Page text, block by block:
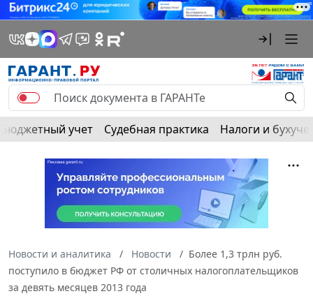
Бюджетный учет Судебная практика Налоги и
Новости и аналитика Новости
Более 1,3 трлн руб.
поступило в бюджет РФ от столичных налогоплательщиков
за девять месяцев 2013 года